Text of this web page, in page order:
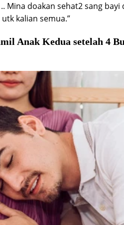
Mina doakan sehat2 sang bayi
kalian semua.”
Anak Kedua setelah 4